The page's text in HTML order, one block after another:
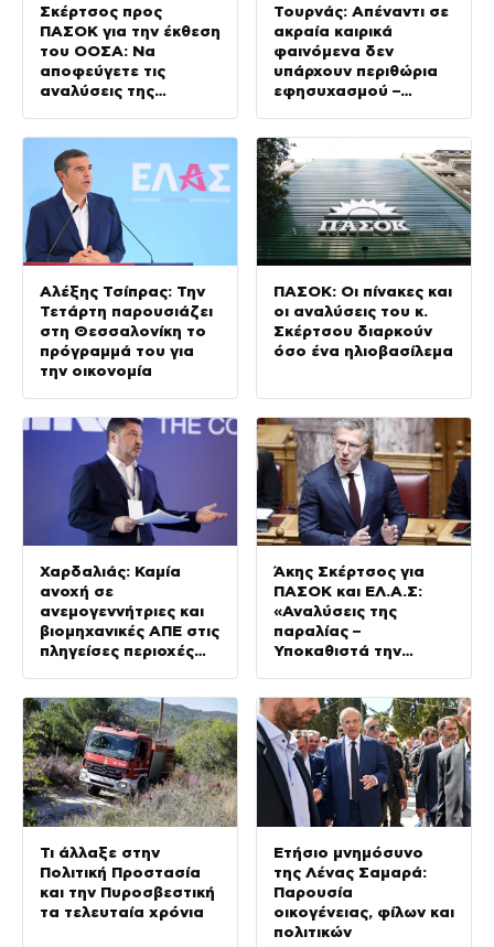
Σκέρτσος προς
ΠΑΣΟΚ για την έκθεση
του ΟΟΣΑ: Να
αποφεύγετε τις
αναλύσεις της
Τουρνάς: Απέναντι σε
ακραία καιρικά
φαινόμενα δεν
υπάρχουν περιθώρια
εφησυχασμού –
Αττικοβοιωτία
Αλέξης Τσίπρας: Την
Τετάρτη παρουσιάζει
στη Θεσσαλονίκη το
πρόγραμμά του για
την οικονομία
ΠΑΣΟΚ: Οι πίνακες και
οι αναλύσεις του κ.
Σκέρτσου διαρκούν
όσο ένα ηλιοβασίλεμα
Χαρδαλιάς: Καμία
ανοχή σε
ανεμογεννήτριες και
βιομηχανικές ΑΠΕ στις
πληγείσες περιοχές
Άκης Σκέρτσος για
ΠΑΣΟΚ και ΕΛ.Α.Σ:
«Αναλύσεις της
παραλίας –
Υποκαθιστά την
προπαγάνδα»
Τι άλλαξε στην
Πολιτική Προστασία
και την Πυροσβεστική
τα τελευταία χρόνια
Ετήσιο μνημόσυνο
της Λένας Σαμαρά:
Παρουσία
οικογένειας, φίλων και
πολιτικών